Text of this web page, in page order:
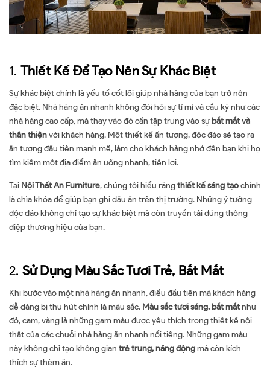
1. Thiết Kế Để Tạo Nên Sự Khác Biệt
Sự khác biệt chính là yếu tố cốt lõi giúp nhà hàng của bạn trở nên
đặc biệt. Nhà hàng ăn nhanh không đòi hỏi sự tỉ mỉ và cầu kỳ như các
nhà hàng cao cấp, mà thay vào đó cần tập trung vào sự bắt mắt và
thân thiệnvới khách hàng. Một thiết kế ấn tượng, độc đáo sẽ tạo ra
ấn tượng đầu tiên mạnh mẽ, làm cho khách hàng nhớ đến bạn khi họ
tìm kiếm một địa điểm ăn uống nhanh, tiện lợi.
Tại Nội Thất An Furniture, chúng tôi hiểu rằngthiết kế sáng tạochính
là chìa khóa để giúp bạn ghi dấu ấn trên thị trường. Những ý tưởng
độc đáo không chỉ tạo sự khác biệt mà còn truyền tải đúng thông
điệp thương hiệu của bạn.
2. Sử Dụng Màu Sắc Tươi Trẻ, Bắt Mắt
Khi bước vào một nhà hàng ăn nhanh, điều đầu tiên mà khách hàng
dễ dàng bị thu hút chính là màu sắc. Màu sắc tươi sáng, bắt mắtnhư
đỏ, cam, vàng là những gam màu được yêu thích trong thiết kế nội
thất của các chuỗi nhà hàng ăn nhanh nổi tiếng. Những gam màu
này không chỉ tạo không gian trẻ trung, năng độngmà còn kích
thích sự thèm ăn.